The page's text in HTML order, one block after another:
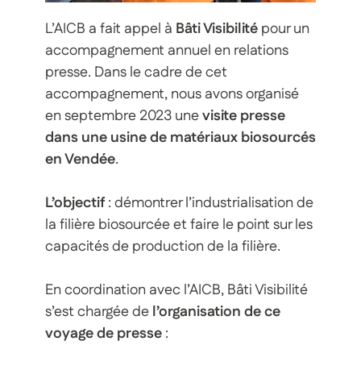
L’AICB a fait appel à Bâti Visibilitépour un
accompagnement annuel en relations
presse. Dans le cadre de cet
accompagnement, nous avons organisé
en septembre 2023 unevisite presse
dans une usine de matériaux biosourcés
en Vendée.
L’objectif: démontrer l’industrialisation de
la filière biosourcée et faire le point sur les
capacités de production de la filière.
En coordination avec l’AICB, Bâti Visibilité
s’est chargée del’organisation de ce
voyage de presse: